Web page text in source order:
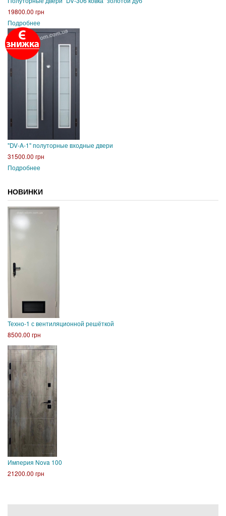
19800.00 грн
Подробнее
"DV-A-1" полуторные входные двери
31500.00 грн
Подробнее
НОВИНКИ
Техно-1 с вентиляционной решёткой
8500.00 грн
Империя Nova 100
21200.00 грн